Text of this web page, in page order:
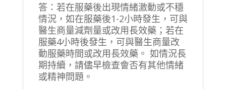
答：若在服藥後出現情緒激動或不穩
情況，如在服藥後1-2小時發生，可與
醫生商量減劑量或改用長效藥；若在
服藥4小時後發生，可與醫生商量改
動服藥時間或改用長效藥。 如情況長
期持續，請儘早檢查會否有其他情緒
或精神問題。